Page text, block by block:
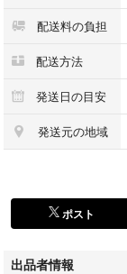
配送料の負担
配送方法
発送日の目安
発送元の地域
ポスト
出品者情報